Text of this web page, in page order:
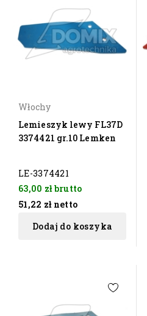
Włochy
Lemieszyk lewy FL37D
3374421 gr.10 Lemken
LE-3374421
63,00 złbrutto
51,22 zł netto
Dodaj do koszyka